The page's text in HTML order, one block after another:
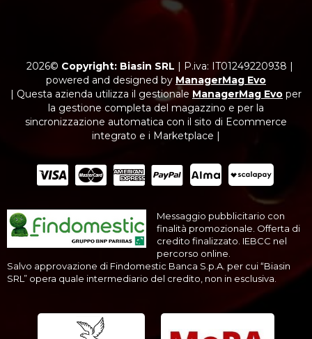
2026© Copyright: Biasin SRL | P.iva: IT01249220938 |
powered and designed by ManagerMag Evo
| Questa azienda utilizza il gestionale ManagerMag Evo per
la gestione completa del magazzino e per la
sincronizzazione automatica con il sito di Ecommerce
integrato e i Marketplace |
Messaggio pubblicitario con
finalità promozionale. Offerta di
credito finalizzato. IEBCC nel
percorso online.
Salvo approvazione di Findomestic Banca S.p.A. per cui “Biasin
SRL” opera quale intermediario del credito, non in esclusiva.